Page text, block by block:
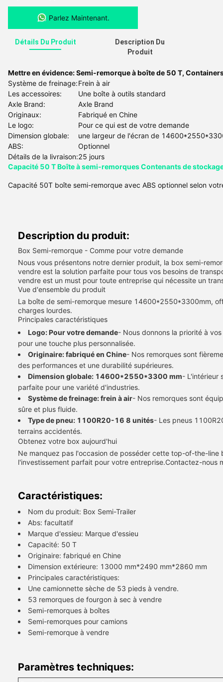
Parlez Maintenant.
Détails Du Produit
Description Du
Produit
Mettre en évidence:Semi-remorque à boîte de 50 T,
Système de freinage:Frein à air
Les accessoires:
Une boîte à outils standard
Axle Brand:
Axle Brand
Originaux:
Fabriqué en Chine
Le logo:
Pour ce qui est de votre demande
Dimension globale:
une largeur de l'écran de
ABS:
Optionnel
Détails de la livraison:25 jours
Capacité 50 T Boîte à semi-remorques Contenants de
Capacité 50T boîte semi-remorque avec ABS optionnel selon
Description du produit:
Box Semi-remorque - Comme pour votre demande
Nous vous présentons notre dernier produit, la box semi-
vendre est la solution parfaite pour tous vos besoins de
vendre est un must pour toute entreprise qui nécessite un
Vue d'ensemble du produit
La boîte de semi-remorque mesure 14600*2550*3300mm,
charges lourdes.
Principales caractéristiques
Logo: Pour votre demande- Nous donnons la priorité à
pour une touche plus personnalisée.
Originaire: fabriqué en Chine- Nos remorques sont
des performances et une durabilité supérieures.
Dimension globale: 14600*2550*3300 mm- L'intérieur
parfaite pour une variété d'industries.
Système de freinage: frein à air- Nos remorques sont
sûre et plus fluide.
Type de pneu: 1100R20-16 8 unités- Les pneus
terrains accidentés.
Obtenez votre box aujourd'hui
Ne manquez pas l'occasion de posséder cette top-of-the-
l'investissement parfait pour votre entreprise.Contactez-
Caractéristiques:
Nom du produit: Box Semi-Trailer
Abs: facultatif
Marque d'essieu: Marque d'essieu
Capacité: 50 T
Originaire: fabriqué en Chine
Dimension extérieure: 13000 mm*2490 mm*2860 mm
Principales caractéristiques:
Une camionnette sèche de 53 pieds à vendre.
53 remorques de fourgon à sec à vendre
Semi-remorques à boîtes
Semi-remorques pour camions
Semi-remorque à vendre
Paramètres techniques: